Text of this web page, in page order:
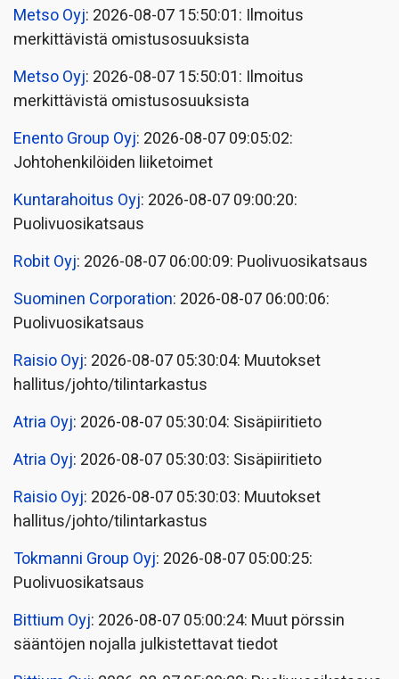
Metso Oyj: 2026-08-07 15:50:01: Ilmoitus
merkittävistä omistusosuuksista
Metso Oyj: 2026-08-07 15:50:01: Ilmoitus
merkittävistä omistusosuuksista
Enento Group Oyj: 2026-08-07 09:05:02:
Johtohenkilöiden liiketoimet
Kuntarahoitus Oyj: 2026-08-07 09:00:20:
Puolivuosikatsaus
Robit Oyj: 2026-08-07 06:00:09: Puolivuosikatsaus
Suominen Corporation: 2026-08-07 06:00:06:
Puolivuosikatsaus
Raisio Oyj: 2026-08-07 05:30:04: Muutokset
hallitus/johto/tilintarkastus
Atria Oyj: 2026-08-07 05:30:04: Sisäpiiritieto
Atria Oyj: 2026-08-07 05:30:03: Sisäpiiritieto
Raisio Oyj: 2026-08-07 05:30:03: Muutokset
hallitus/johto/tilintarkastus
Tokmanni Group Oyj: 2026-08-07 05:00:25:
Puolivuosikatsaus
Bittium Oyj: 2026-08-07 05:00:24: Muut pörssin
sääntöjen nojalla julkistettavat tiedot